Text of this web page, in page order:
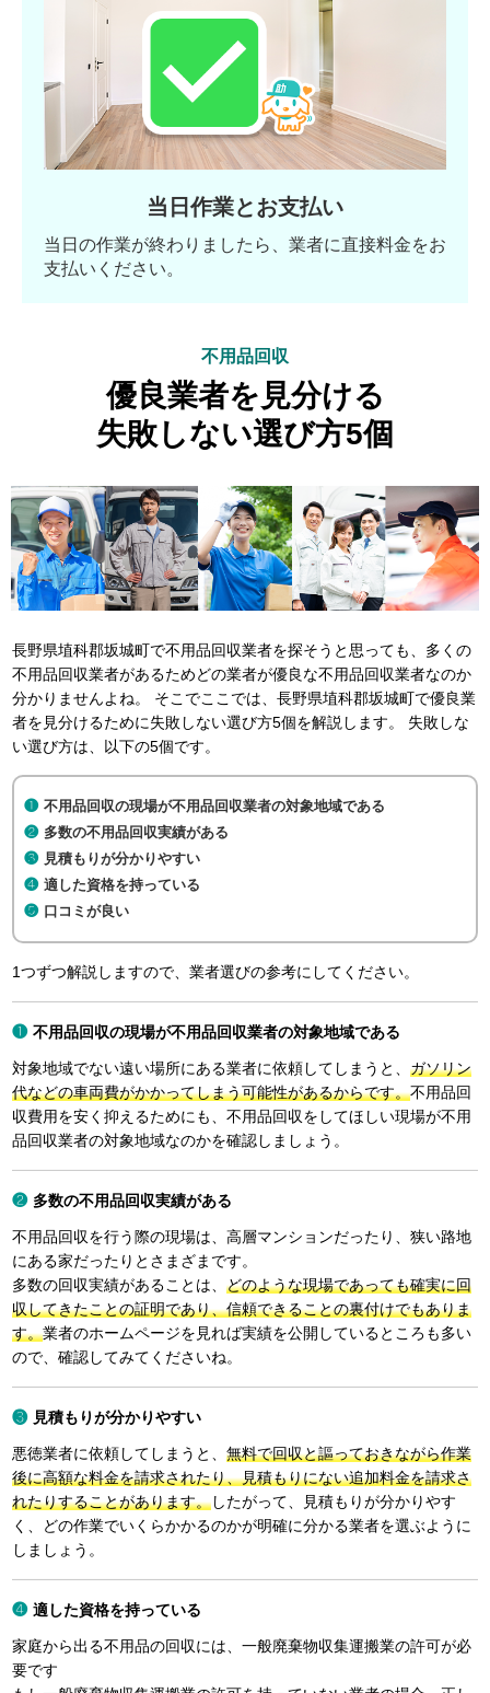
当日作業とお支払い
当日の作業が終わりましたら、業者に直接料金をお
支払いください。
不用品回収
優良業者を見分ける
失敗しない選び方5個
長野県埴科郡坂城町で不用品回収業者を探そうと思っても、多くの
不用品回収業者があるためどの業者が優良な不用品回収業者なのか
分かりませんよね。 そこでここでは、長野県埴科郡坂城町で優良業
者を見分けるために失敗しない選び方5個を解説します。 失敗しな
い選び方は、以下の5個です。
不用品回収の現場が不用品回収業者の対象地域である
多数の不用品回収実績がある
見積もりが分かりやすい
適した資格を持っている
口コミが良い
1つずつ解説しますので、業者選びの参考にしてください。
不用品回収の現場が不用品回収業者の対象地域である
対象地域でない遠い場所にある業者に依頼してしまうと、ガソリン
代などの車両費がかかってしまう可能性があるからです。不用品回
収費用を安く抑えるためにも、不用品回収をしてほしい現場が不用
品回収業者の対象地域なのかを確認しましょう。
多数の不用品回収実績がある
不用品回収を行う際の現場は、高層マンションだったり、狭い路地
にある家だったりとさまざまです。
多数の回収実績があることは、どのような現場であっても確実に回
収してきたことの証明であり、信頼できることの裏付けでもありま
す。業者のホームページを見れば実績を公開しているところも多い
ので、確認してみてくださいね。
見積もりが分かりやすい
悪徳業者に依頼してしまうと、無料で回収と謳っておきながら作業
後に高額な料金を請求されたり、見積もりにない追加料金を請求さ
れたりすることがあります。したがって、見積もりが分かりやす
く、どの作業でいくらかかるのかが明確に分かる業者を選ぶように
しましょう。
適した資格を持っている
家庭から出る不用品の回収には、一般廃棄物収集運搬業の許可が必
要です